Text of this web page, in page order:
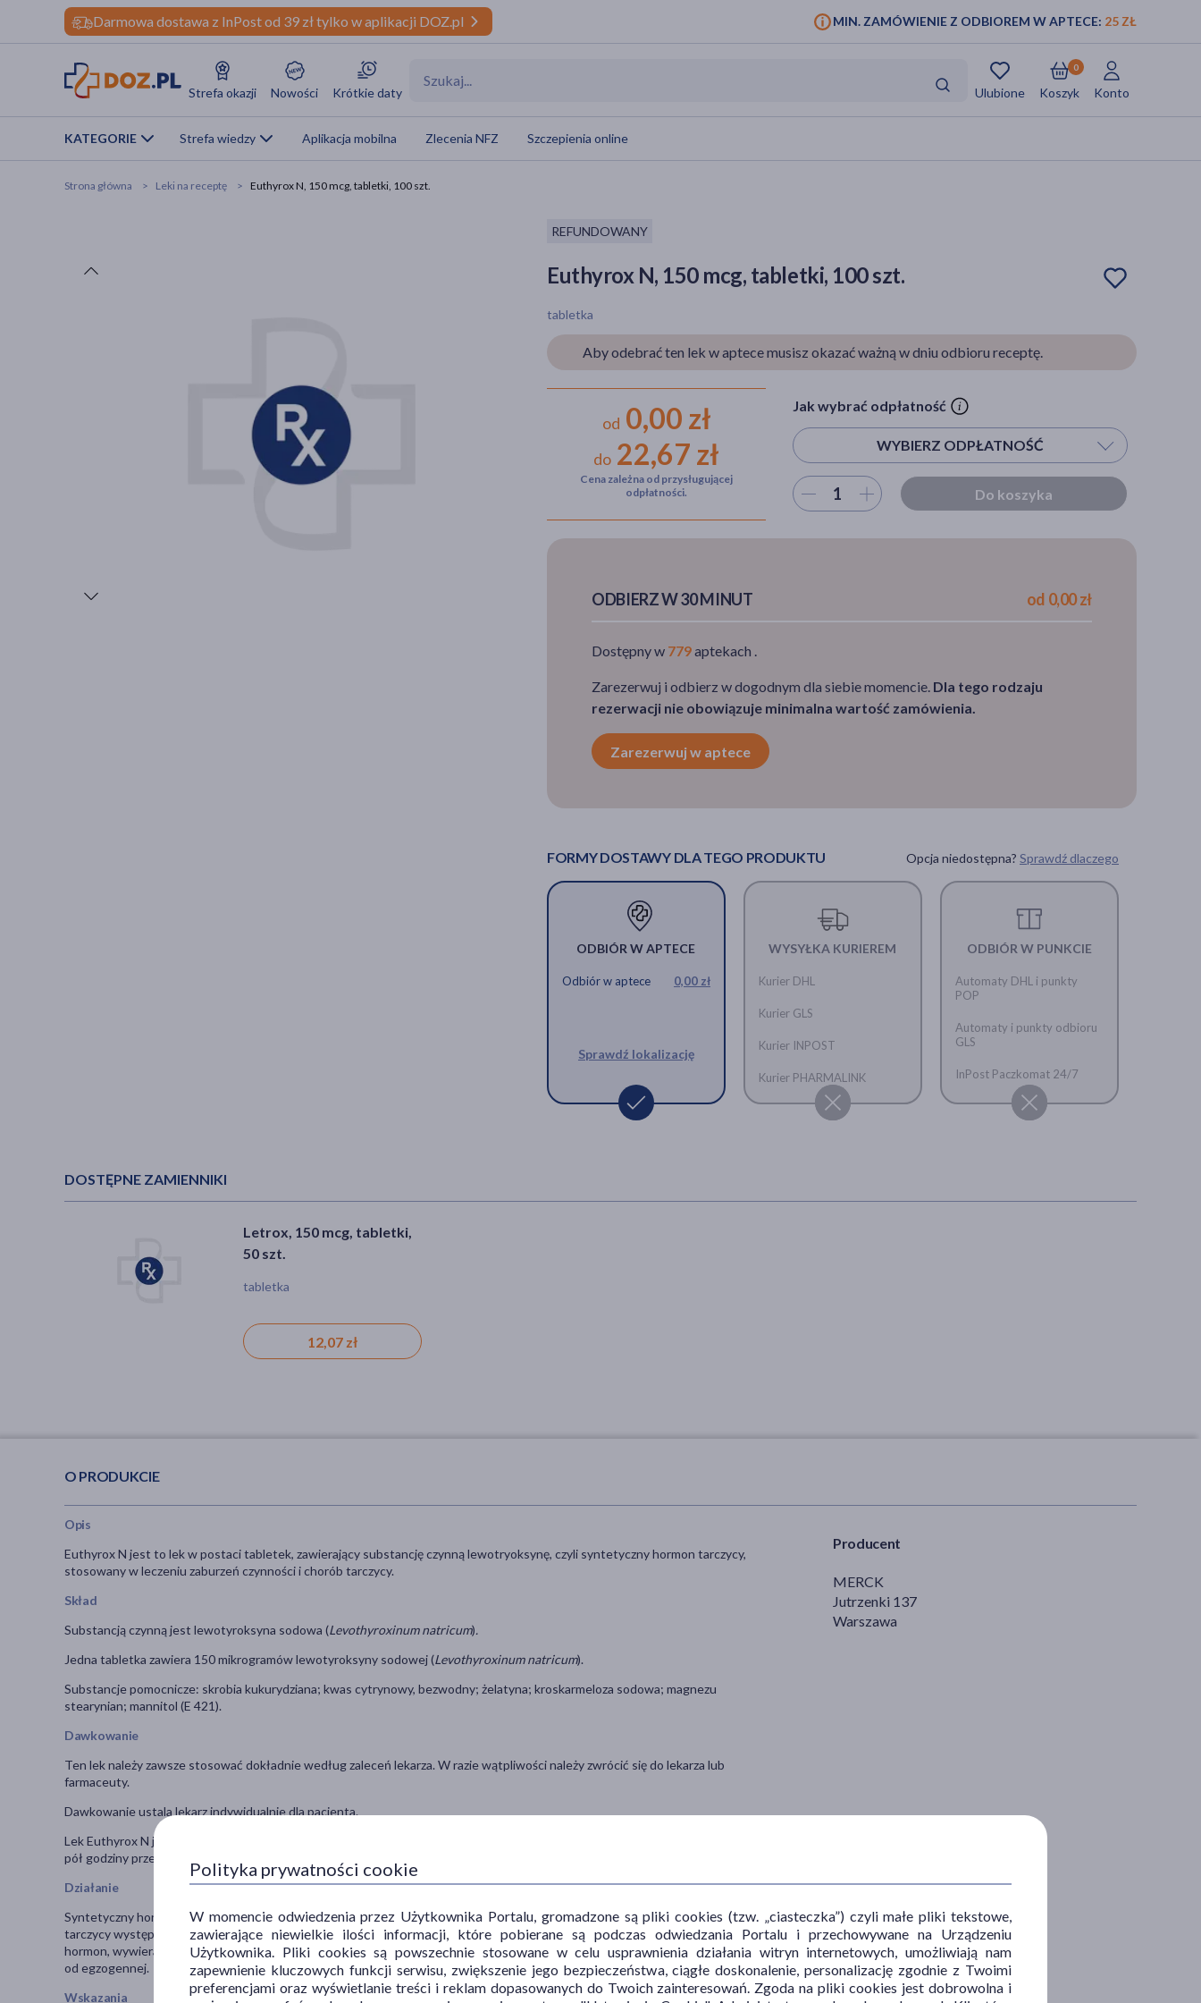
Darmowa dostawa z InPost od 39 zł tylko w aplikacji DOZ.pl MIN. ZAMÓWIENIE Z ODBIOREM W APTECE: 25 ZŁ
Strefa okazji Nowości Krótkie daty Ulubione Koszyk
0
Konto
KATEGORIE Strefa wiedzy Aplikacja mobilna Zlecenia NFZ Szczepienia online
Strona główna Leki na receptę Euthyrox N, 150 mcg, tabletki, 100 szt.
REFUNDOWANY
Euthyrox N, 150 mcg, tabletki, 100 szt.
tabletka
Aby odebrać ten lek w aptece musisz okazać ważną w dniu odbioru receptę.
od 0,00 zł
do 22,67 zł
Cena zależna od przysługującej
odpłatności.
Jak wybrać odpłatność
WYBIERZ ODPŁATNOŚĆ
Wybierz odpłatność
100%
Wybierz ilość Do koszyka
ODBIERZ W 30 MINUT od 0,00 zł
Dostępny w 779aptekach .
Zarezerwuj i odbierz w dogodnym dla siebie momencie. Dla tego rodzaju
rezerwacji nie obowiązuje minimalna wartość zamówienia.
Zarezerwuj w aptece
FORMY DOSTAWY DLA TEGO PRODUKTU Opcja niedostępna? Sprawdź dlaczego
ODBIÓR W APTECE
Odbiór w aptece 0,00 zł
Sprawdź lokalizację
WYSYŁKA KURIEREM
Kurier DHL
Kurier GLS
Kurier INPOST
Kurier PHARMALINK
ODBIÓR W PUNKCIE
Automaty DHL i punkty
POP
Automaty i punkty odbioru
GLS
InPost Paczkomat 24/7
DOSTĘPNE ZAMIENNIKI
Letrox, 150 mcg, tabletki,
50 szt.
tabletka
12,07 zł
O PRODUKCIE
Producent
MERCK
Jutrzenki 137
Warszawa
Opis
Euthyrox N jest to lek w postaci tabletek, zawierający substancję czynną lewotryoksynę, czyli syntetyczny hormon tarczycy,
stosowany w leczeniu zaburzeń czynności i chorób tarczycy.
Skład
Substancją czynną jest lewotyroksyna sodowa (Levothyroxinum natricum).
Jedna tabletka zawiera 150 mikrogramów lewotyroksyny sodowej (Levothyroxinum natricum).
Substancje pomocnicze: skrobia kukurydziana; kwas cytrynowy, bezwodny; żelatyna; kroskarmeloza sodowa; magnezu
stearynian; mannitol (E 421).
Dawkowanie
Ten lek należy zawsze stosować dokładnie według zaleceń lekarza. W razie wątpliwości należy zwrócić się do lekarza lub
farmaceuty.
Dawkowanie ustala lekarz indywidualnie dla pacjenta.
Lek Euthyrox N jest przeznaczony do podania doustnego. Całą dawkę dobową leku należy przyjmować rano, na czczo (co najmniej
pół godziny przed śniadaniem), najlepiej z niewielką ilością płynu, np. z połową szklanki wody.
Działanie
Syntetyczny hormon tarczycy, stosowany w leczeniu zaburzeń czynności i chorób tarczycy. Ma on takie samo działanie jak hormon
tarczycy występujący naturalnie w organizmie. Ulega on przemianie do T3 w narządach obwodowych i podobnie jak naturalny
hormon, wywiera swoje specyficzne działanie na receptory T3. Organizm nie jest w stanie odróżnić lewotyroksyny endogennej
od egzogennej.
Wskazania
Polityka prywatności cookie
W momencie odwiedzenia przez Użytkownika Portalu, gromadzone są pliki cookies (tzw. „ciasteczka”) czyli małe pliki tekstowe,
zawierające niewielkie ilości informacji, które pobierane są podczas odwiedzania Portalu i przechowywane na Urządzeniu
Użytkownika. Pliki cookies są powszechnie stosowane w celu usprawnienia działania witryn internetowych, umożliwiają nam
zapewnienie kluczowych funkcji serwisu, zwiększenie jego bezpieczeństwa, ciągłe doskonalenie, personalizację zgodnie z Twoimi
preferencjami oraz wyświetlanie treści i reklam dopasowanych do Twoich zainteresowań. Zgoda na pliki cookies jest dobrowolna i